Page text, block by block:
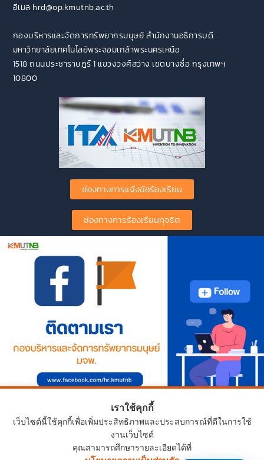
เราใช้คุกกี้
เว็บไซต์นี้ใช้คุกกี้เพื่อเพิ่มประสิทธิภาพและประสบการณ์ที่ดีในการใช้
งานเว็บไซต์
คุณสามารถศึกษารายละเอียดได้ที่
อีเมล hrd@op.kmutnb.ac.th
กองบริหารและจัดการทรัพยากรมนุษย์ สำนักงานอธิการบดี
มหาวิทยาลัยเทคโนโลยีพระจอมเกล้าพระนครเหนือ
1518 ถนนประชาราษฎร์ 1 แขวงวงศ์สว่าง เขตบางซื่อ กรุงเทพฯ
10800
ช่องทางการแจ้งข้อร้องเรียน
ช่องทางการร้องเรียนทุจริต